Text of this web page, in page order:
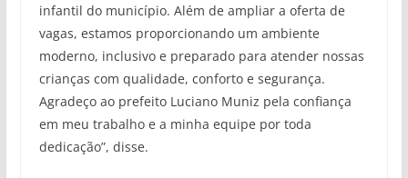
infantil do município. Além de ampliar a oferta de
vagas, estamos proporcionando um ambiente
moderno, inclusivo e preparado para atender nossas
crianças com qualidade, conforto e segurança.
Agradeço ao prefeito Luciano Muniz pela confiança
em meu trabalho e a minha equipe por toda
dedicação”, disse.